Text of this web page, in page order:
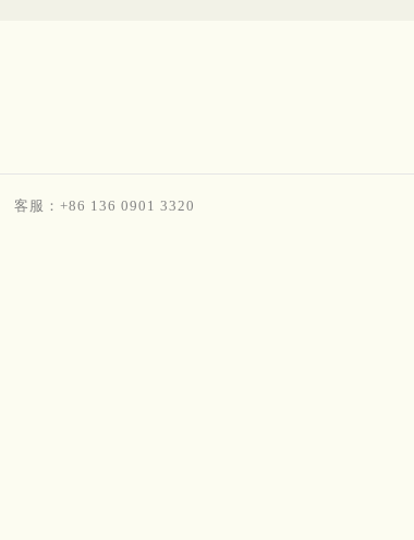
客服：+86 136 0901 3320